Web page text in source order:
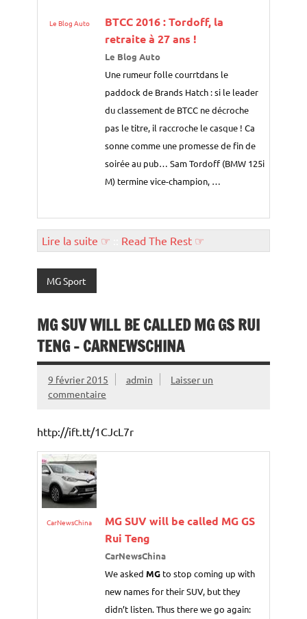
Le Blog Auto
BTCC 2016 : Tordoff, la
retraite à 27 ans !
Le Blog Auto
Une rumeur folle courrtdans le
paddock de Brands Hatch : si le leader
du classement de BTCC ne décroche
pas le titre, il raccroche le casque ! Ca
sonne comme une promesse de fin de
soirée au pub… Sam Tordoff (BMW 125i
M) termine vice-champion, …
Lire la suite ☞ Read The Rest ☞
MG Sport
MG SUV WILL BE CALLED MG GS RUI
TENG – CARNEWSCHINA
9 février 2015 admin
Laisser un
commentaire
http://ift.tt/1CJcL7r
CarNewsChina MGSUV will be called MGGS
Rui Teng
CarNewsChina
We askedMG to stop coming up with
new names for their SUV, but they
didn’t listen. Thus there we go again: